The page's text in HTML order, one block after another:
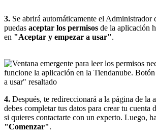
3. Se abrirá automáticamente el Administrador
puedas aceptar los permisos de la aplicación
en "Aceptar y empezar a usar".
4. Después, te redireccionará a la página de la
debes completar tus datos para crear tu cuenta
si quieres contactarte con un experto. Luego,
"Comenzar".